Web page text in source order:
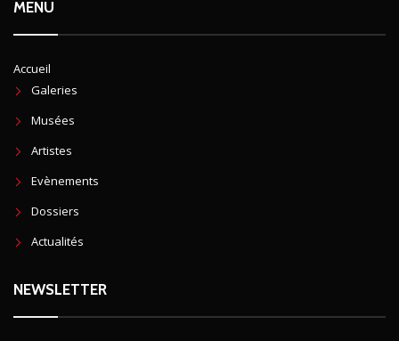
MENU
Accueil
Galeries
Musées
Artistes
Evènements
Dossiers
Actualités
NEWSLETTER